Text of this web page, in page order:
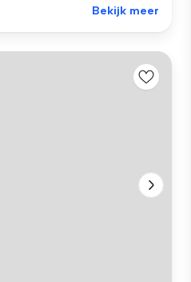
Bekijk meer